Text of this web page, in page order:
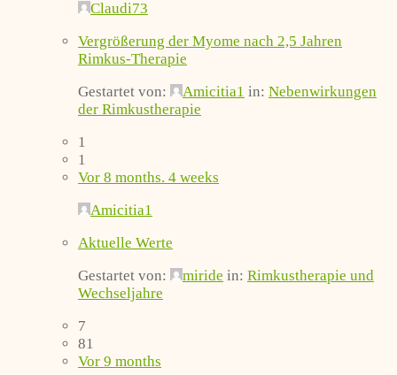
Claudi73
Vergrößerung der Myome nach 2,5 Jahren
Rimkus-Therapie
Gestartet von:
Amicitia1 in: Nebenwirkungen
der Rimkustherapie
1
1
Vor 8 months. 4 weeks
Amicitia1
Aktuelle Werte
Gestartet von:
miride in: Rimkustherapie und
Wechseljahre
7
81
Vor 9 months